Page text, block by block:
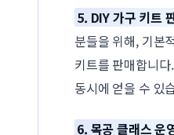
5. DIY 가구 키트
분들을 위해, 기본
키트를 판매합니
동시에 얻을 수 있
6. 목공 클래스 운